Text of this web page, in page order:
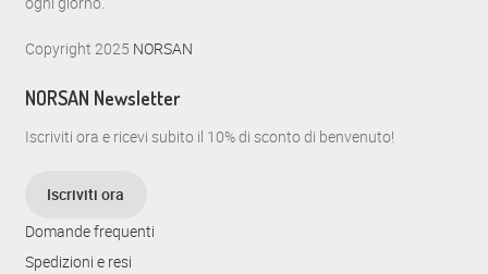
Copyright 2025 NORSAN
NORSAN Newsletter
Iscriviti ora e ricevi subito il 10% di sconto di benvenuto!
Iscriviti ora
Domande frequenti
Spedizioni e resi